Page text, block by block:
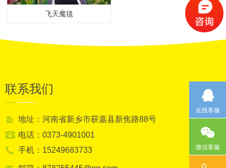
飞天魔毯
联系我们
地址：河南省新乡市获嘉县新焦路88号
电话：0373-4901001
手机：15249683733
在线客服
微信客服